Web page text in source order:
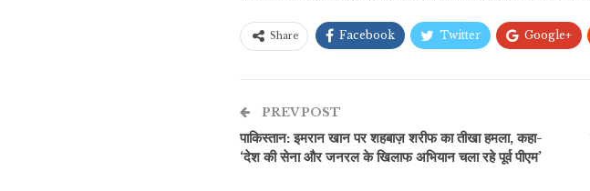
Share Facebook Twitter Google+
PREV POST
पाकिस्तान: इमरान खान पर शहबाज़ शरीफ का तीखा हमला, कहा-
‘देश की सेना और जनरल के खिलाफ अभियान चला रहे पूर्व पीएम’